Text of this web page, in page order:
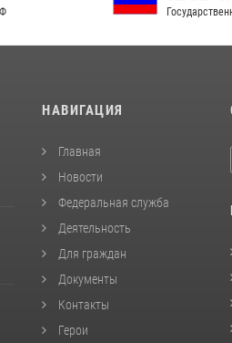
Государственной власти РФ
НАВИГАЦИЯ
Главная
Новости
Федеральная служба
Деятельность
Для граждан
Документы
Контакты
Герои